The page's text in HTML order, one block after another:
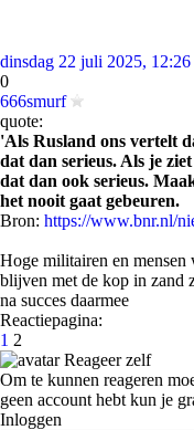
dinsdag 22 juli 2025,
0
666smurf
quote:
'Als Rusland ons vertelt
dat dan serieus. Als je
dat dan ook serieus.
het nooit gaat gebeuren.
Bron: https://www.bnr.nl/
Hoge militairen en
blijven met de kop in zand
na succes daarmee
Reactiepagina:
1 2
Reageer zelf
Om te kunnen reageren
geen account hebt kun je
Inloggen